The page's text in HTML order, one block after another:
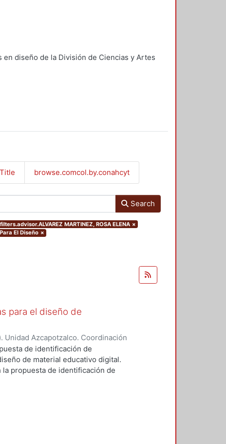
diseño de la División de Ciencias y Artes
browse.comcol.by.conahcyt
Search
MARTINEZ, ROSA ELENA ×
El Diseño ×
para el diseño de
Azcapotzalco. Coordinación
René Federico
de identificación de
de material educativo digital.
propuesta de identificación de